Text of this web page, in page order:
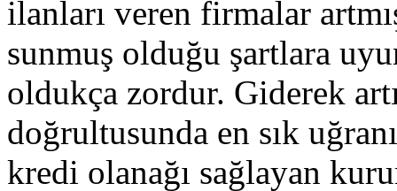
ilanları veren firmalar
sunmuş olduğu şartlara
oldukça zordur. Giderek
doğrultusunda en sık
kredi olanağı sağlayan